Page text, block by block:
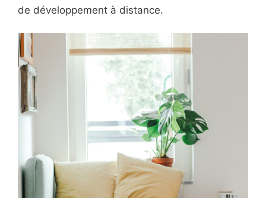
de développement à distance.